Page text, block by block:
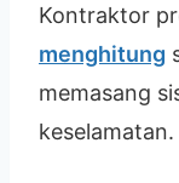
Kontraktor
menghitung
memasang
keselamatan.